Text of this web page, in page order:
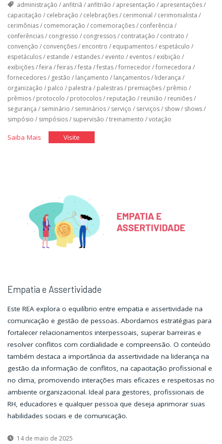
administração / anfitriã / anfitrião / apresentação / apresentações/
capacitação / celebração / celebrações/ cerimonial / cerimonialista /
cerimônias/ comemoração / comemorações/ conferência /
conferências/ congresso / congressos/ contratação / contrato /
convenção / convenções/ encontro / equipamentos/ espetáculo /
espetáculos/ estande / estandes/ evento / eventos/ exibição /
exibições/feira /feiras/festa /festas/fornecedor/fornecedora /
fornecedores/ gestão / lançamento / lançamentos/ liderança /
organização / palco / palestra / palestras/ premiações/ prêmio /
prêmios/ protocolo / protocolos/ reputação / reunião / reuniões/
segurança / seminário / seminários/ serviço / serviços/ show/ shows/
simpósio / simpósios/ supervisão /treinamento /votação
Saiba Mais"Equipamentos,
Eventos"
Visite"Equipamentos,
nos
Eventos"
Empatia e Assertividade
Este REA explora o equilíbrio entre empatia e assertividade na
comunicação e gestão de pessoas. Abordamos estratégias para
fortalecer relacionamentos interpessoais, superar barreiras e
resolver conflitos com cordialidade e compreensão. O conteúdo
também destaca a importância da assertividade na liderança na
gestão da informação de conflitos, na capacitação profissional e
no clima, promovendo interações mais eficazes e respeitosas no
ambiente organizacional. Ideal para gestores, profissionais de
RH, educadores e qualquer pessoa que deseja aprimorar suas
habilidades sociais e de comunicação.
14 de maio de 2025